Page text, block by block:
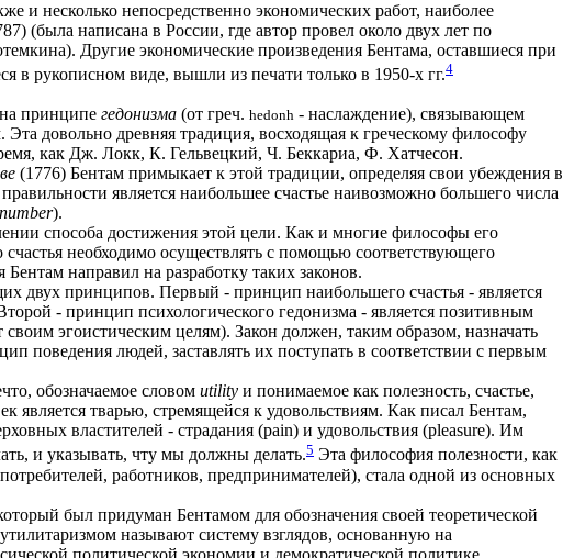
и несколько непосредственно экономических работ, наиболее
(была написана в России, где автор провел около двух лет по
Другие экономические произведения Бентама, оставшиеся при
в рукописном виде, вышли из печати только в 1950-х гг.4
принципе гедонизма (от греч. hedonh - наслаждение), связывающем
довольно древняя традиция, восходящая к греческому философу
как Дж. Локк, К. Гельвецкий, Ч. Беккариа, Ф. Хатчесон.
(1776) Бентам примыкает к этой традиции, определяя свои убеждения в
является наибольшее счастье наивозможно большего числа
).
способа достижения этой цели. Как и многие философы его
необходимо осуществлять с помощью соответствующего
направил на разработку таких законов.
двух принципов. Первый - принцип наибольшего счастья - является
- принцип психологического гедонизма - является позитивным
эгоистическим целям). Закон должен, таким образом, назначать
поведения людей, заставлять их поступать в соответствии с первым
обозначаемое словом utility и понимаемое как полезность, счастье,
является тварью, стремящейся к удовольствиям. Как писал Бентам,
властителей - страдания (pain) и удовольствия (pleasure). Им
и указывать, чту мы должны делать.5 Эта философия полезности, как
работников, предпринимателей), стала одной из основных
был придуман Бентамом для обозначения своей теоретической
называют систему взглядов, основанную на
политической экономии и демократической политике.